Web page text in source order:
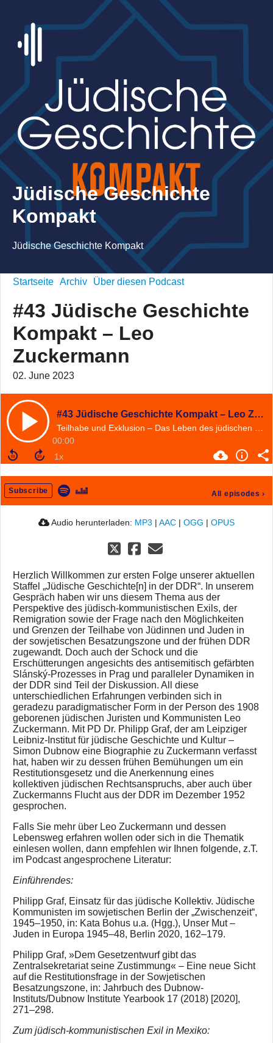
Jüdische Geschichte
Kompakt
Jüdische Geschichte Kompakt
Startseite Archiv Über diesen Podcast
#43 Jüdische Geschichte
Kompakt – Leo
Zuckermann
02. June 2023
#43 Jüdische Geschichte Kompakt – Leo Zuckermann
00:00
Subscribe All episodes ›
Audio herunterladen: MP3 | AAC | OGG | OPUS
Herzlich Willkommen zur ersten Folge unserer aktuellen
Staffel „Jüdische Geschichte[n] in der DDR“. In unserem
Gespräch haben wir uns diesem Thema aus der
Perspektive des jüdisch-kommunistischen Exils, der
Remigration sowie der Frage nach den Möglichkeiten
und Grenzen der Teilhabe von Jüdinnen und Juden in
der sowjetischen Besatzungszone und der frühen DDR
zugewandt. Doch auch der Schock und die
Erschütterungen angesichts des antisemitisch gefärbten
Slánský-Prozesses in Prag und paralleler Dynamiken in
der DDR sind Teil der Diskussion. All diese
unterschiedlichen Erfahrungen verbinden sich in
geradezu paradigmatischer Form in der Person des 1908
geborenen jüdischen Juristen und Kommunisten Leo
Zuckermann. Mit PD Dr. Philipp Graf, der am Leipziger
Leibniz-Institut für jüdische Geschichte und Kultur –
Simon Dubnow eine Biographie zu Zuckermann verfasst
hat, haben wir zu dessen frühen Bemühungen um ein
Restitutionsgesetz und die Anerkennung eines
kollektiven jüdischen Rechtsanspruchs, aber auch über
Zuckermanns Flucht aus der DDR im Dezember 1952
gesprochen.
Falls Sie mehr über Leo Zuckermann und dessen
Lebensweg erfahren wollen oder sich in die Thematik
einlesen wollen, dann empfehlen wir Ihnen folgende, z.T.
im Podcast angesprochene Literatur:
Einführendes:
Philipp Graf, Einsatz für das jüdische Kollektiv. Jüdische
Kommunisten im sowjetischen Berlin der „Zwischenzeit“,
1945–1950, in: Kata Bohus u.a. (Hgg.), Unser Mut –
Juden in Europa 1945–48, Berlin 2020, 162–179.
Philipp Graf, »Dem Gesetzentwurf gibt das
Zentralsekretariat seine Zustimmung« – Eine neue Sicht
auf die Restitutionsfrage in der Sowjetischen
Besatzungszone, in: Jahrbuch des Dubnow-
Instituts/Dubnow Institute Yearbook 17 (2018) [2020],
271–298.
Zum jüdisch-kommunistischen Exil in Mexiko: